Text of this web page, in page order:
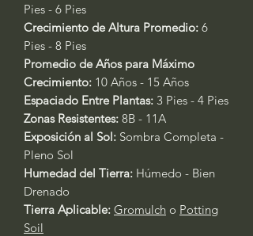
Pies - 6 Pies
Crecimiento de Altura Promedio: 6
Pies - 8 Pies
Promedio de Años para Máximo
Crecimiento: 10 Años - 15 Años
Espaciado Entre Plantas: 3 Pies - 4 Pies
Zonas Resistentes: 8B - 11A
Exposición al Sol: Sombra Completa -
Pleno Sol
Humedad del Tierra: Húmedo - Bien
Drenado
Tierra Aplicable: Gromulch o Potting
Soil